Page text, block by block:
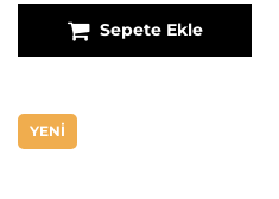
Sepete Ekle
YENİ